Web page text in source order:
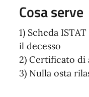
Cosa serve
1) Scheda
il decesso
2) Certificato di
3) Nulla osta